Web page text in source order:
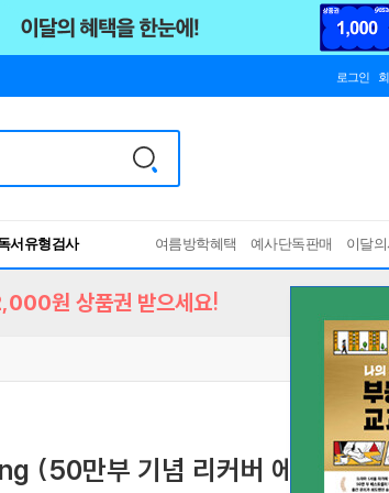
로그인
서유형검사
Lab
여름방학혜택 예사단독판매 이달
원 상품권 받으세요!
(50만부 기념 리커버 에디션) 부